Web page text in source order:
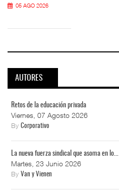
05 AGO 2026
AUTORES
Retos de la educación privada
Viernes, 07 Agosto 2026
By Corporativo
La nueva fuerza sindical que asoma en lo...
Martes, 23 Junio 2026
By Van y Vienen